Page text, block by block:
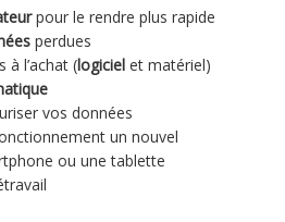
pour le rendre plus rapide
perdues
à l’achat (logiciel et matériel)
vos données
un nouvel
ou une tablette